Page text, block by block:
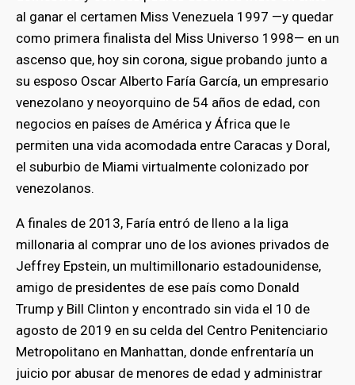
al ganar el certamen Miss Venezuela 1997 —y quedar
como primera finalista del Miss Universo 1998— en un
ascenso que, hoy sin corona, sigue probando junto a
su esposo Oscar Alberto Faría García, un empresario
venezolano y neoyorquino de 54 años de edad, con
negocios en países de América y África que le
permiten una vida acomodada entre Caracas y Doral,
el suburbio de Miami virtualmente colonizado por
venezolanos.
A finales de 2013, Faría entró de lleno a la liga
millonaria al comprar uno de los aviones privados de
Jeffrey Epstein, un multimillonario estadounidense,
amigo de presidentes de ese país como Donald
Trump y Bill Clinton y encontrado sin vida el 10 de
agosto de 2019 en su celda del Centro Penitenciario
Metropolitano en Manhattan, donde enfrentaría un
juicio por abusar de menores de edad y administrar